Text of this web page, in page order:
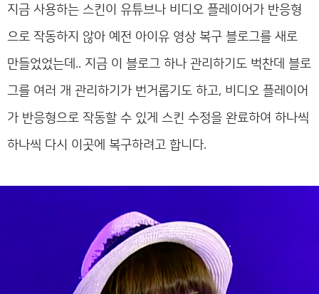
지금 사용하는 스킨이 유튜브나 비디오 플레이어가 반응형
으로 작동하지 않아 예전 아이유 영상 복구 블로그를 새로
만들었었는데.. 지금 이 블로그 하나 관리하기도 벅찬데 블로
그를 여러 개 관리하기가 번거롭기도 하고, 비디오 플레이어
가 반응형으로 작동할 수 있게 스킨 수정을 완료하여 하나씩
하나씩 다시 이곳에 복구하려고 합니다.